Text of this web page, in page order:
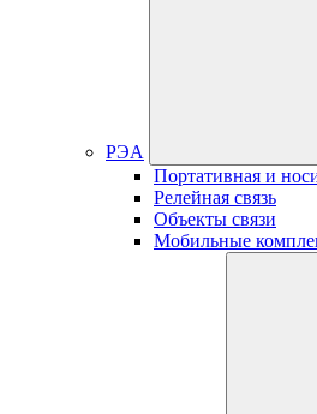
РЭА
Портативная и
Релейная связь
Объекты связи
Мобильные